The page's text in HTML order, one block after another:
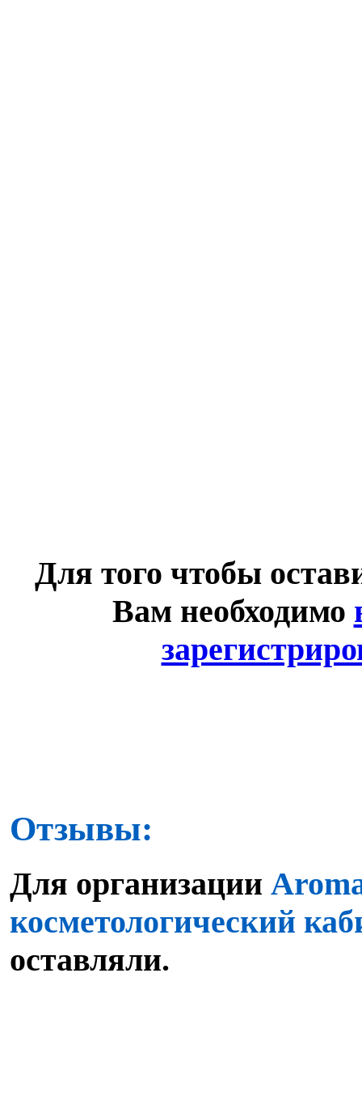
Для того чтобы
Вам необходимо
Отзывы:
Для организации
косметологический
оставляли.